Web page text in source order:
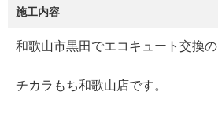
施工内容
和歌山市黒田でエコキュート交換の
チカラもち和歌山店です。